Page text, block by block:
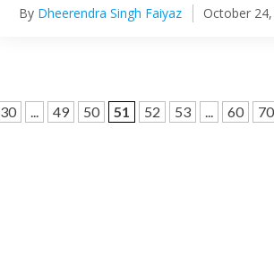
By Dheerendra Singh Faiyaz October
30 ... 49 50 51 52 53 ... 60 70